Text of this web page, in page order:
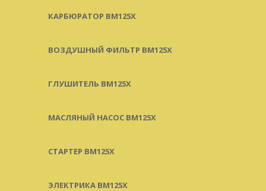
КАРБЮРАТОР BM125X
ВОЗДУШНЫЙ ФИЛЬТР BM125X
ГЛУШИТЕЛЬ BM125X
МАСЛЯНЫЙ НАСОС BM125X
СТАРТЕР BM125X
ЭЛЕКТРИКА BM125X